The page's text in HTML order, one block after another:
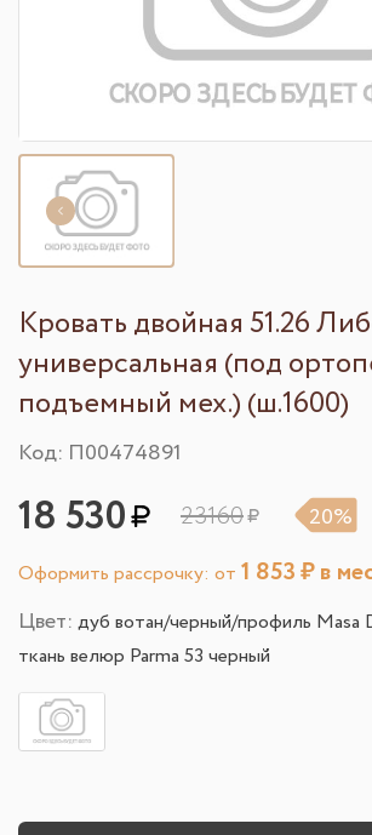
Кровать двойная 51.26
универсальная (под
подъемный мех.) (ш.1600)
Код: П00474891
18 530 23160 20%
Оформить рассрочку: от 1 853₽ в
Цвет: дуб вотан/черный/профиль Masa
ткань велюр Parma 53 черный